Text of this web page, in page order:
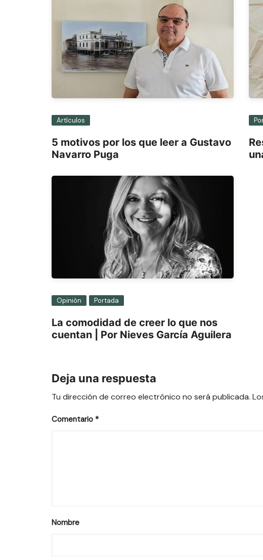
Artículos
5 motivos por los que leer a Gustavo
Navarro Puga
Opinión Portada
La comodidad de creer lo que nos
cuentan | Por Nieves García Aguilera
Deja una respuesta
Tu dirección de correo electrónico no será publicada.
Comentario *
Nombre